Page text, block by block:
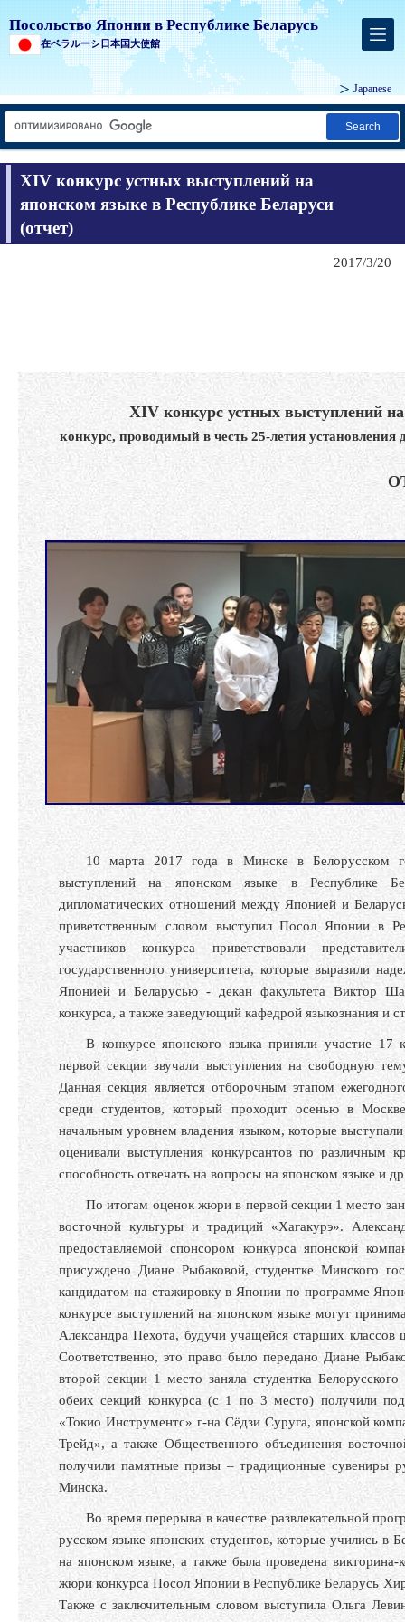
Посольство Японии в Республике Беларусь
在ベラルーシ日本国大使館
Japanese
Search
XIV конкурс устных выступлений на
японском языке в Республике Беларуси
(отчет)
2017/3/20
XIV конкурс устных выступлений
конкурс, проводимый в честь 25-летия
10 марта 2017 года в Минске в Белорусском
выступлений на японском языке в Республике
дипломатических отношений между Японией и
приветственным словом выступил Посол Японии в
участников конкурса приветствовали
государственного университета, которые выразили
Японией и Беларусью - декан факультета Виктор
конкурса, а также заведующий кафедрой языкознания и
В конкурсе японского языка приняли участие
первой секции звучали выступления на свободную
Данная секция является отборочным этапом
среди студентов, который проходит осенью в
начальным уровнем владения языком, которые
оценивали выступления конкурсантов по различным
способность отвечать на вопросы на японском языке и
По итогам оценок жюри в первой секции 1 место
восточной культуры и традиций «Хагакурэ».
предоставляемой спонсором конкурса японской
присуждено Диане Рыбаковой, студентке Минского
кандидатом на стажировку в Японии по программе
конкурсе выступлений на японском языке могут
Александра Пехота, будучи учащейся старших
Соответственно, это право было передано Диане
второй секции 1 место заняла студентка
обеих секций конкурса (с 1 по 3 место) получили
«Токио Инструментс» г-на Сёдзи Суруга, японской
Трейд», а также Общественного объединения
получили памятные призы – традиционные сувениры
Минска.
Во время перерыва в качестве развлекательной
русском языке японских студентов, которые учились
на японском языке, а также была проведена
жюри конкурса Посол Японии в Республике Беларусь
Также с заключительным словом выступила Ольга